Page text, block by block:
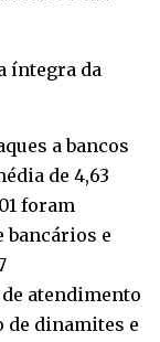
íntegra da
a bancos
de 4,63
foram
bancários e
atendimento
de dinamites e